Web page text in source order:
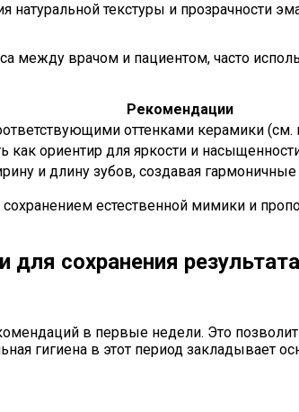
текстуры и прозрачности
между врачом и пациентом, часто
Рекомендации
оттенками керамики
как ориентир для яркости и
и длину зубов, создавая
естественной мимики и
сохранения результата
в первые недели. Это
гигиена в этот период закладывает